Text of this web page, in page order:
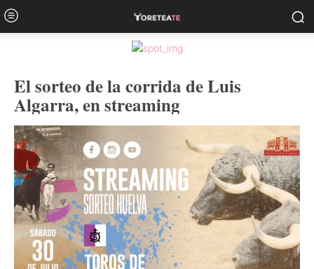
El sorteo de la corrida de Luis
Algarra, en streaming